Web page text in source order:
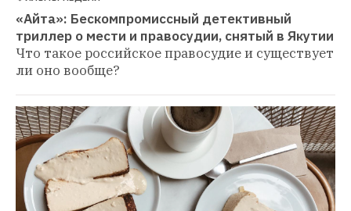
«Айта»: Бескомпромиссный детективный
триллер о мести и правосудии, снятый в Якутии
Что такое российское правосудие и существует
ли оно вообще?